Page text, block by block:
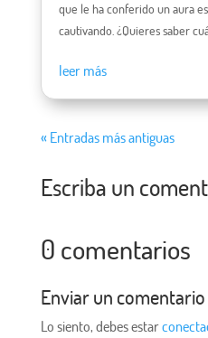
que le ha conferido un aura
cautivando. ¿Quieres saber
leer más
« Entradas más antiguas
Escriba un
0 comentarios
Enviar un comentario
Lo siento, debes estar